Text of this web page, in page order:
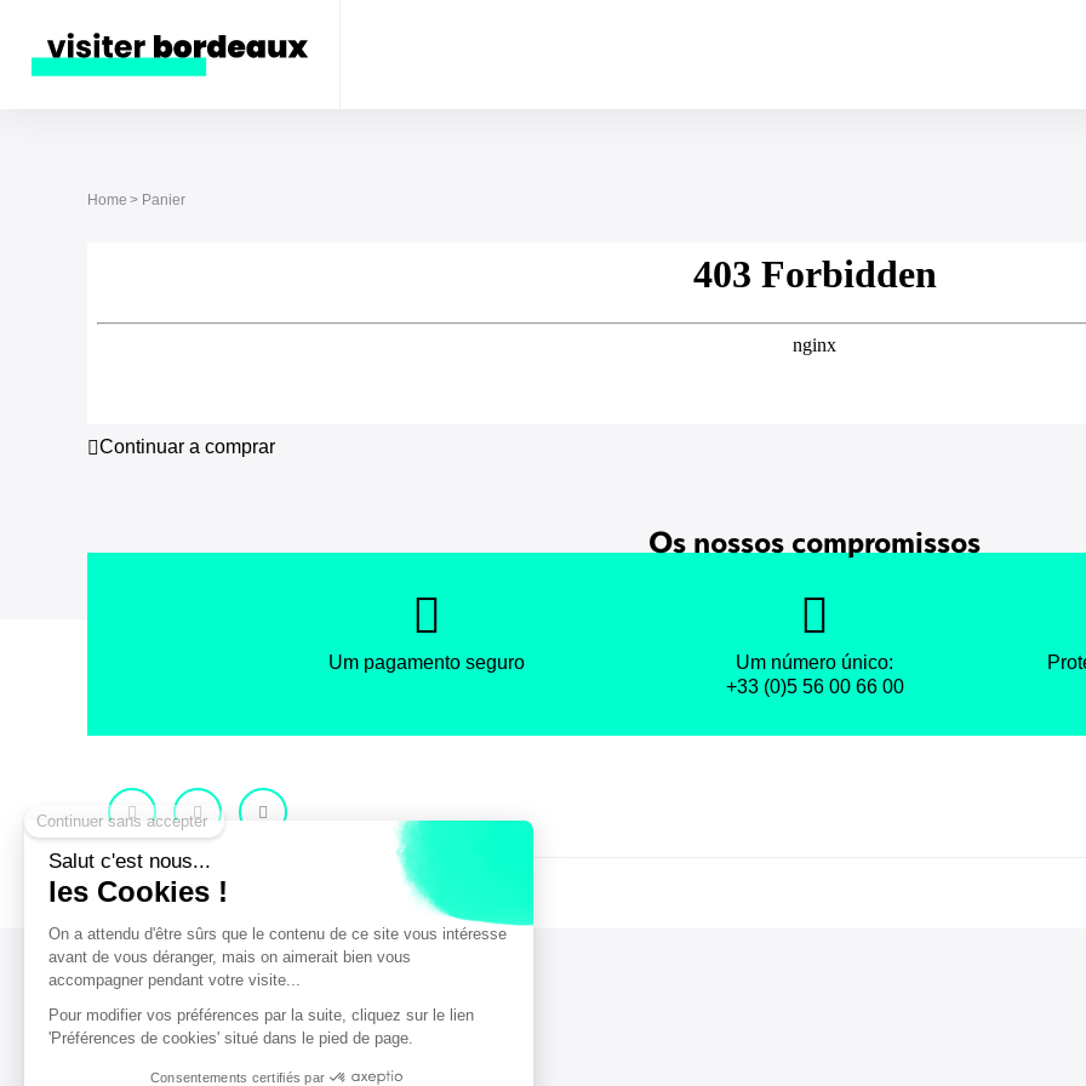
Home Panier
Continuar a comprar
Os nossos compromissos
Um pagamento seguro
Um número único:
+33 (0)5 56 00 66 00
Facebook Instagram
© Gabinete de Turismo e Convenções do Metro de Bordéus